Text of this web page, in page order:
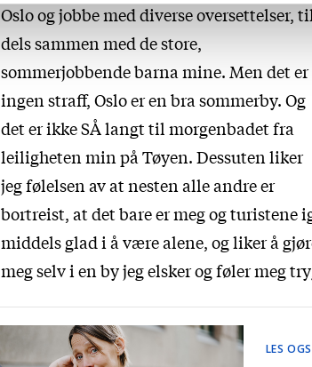
Oslo og jobbe med diverse oversettelser, til
dels sammen med de store,
sommerjobbende barna mine. Men det er
ingen straff, Oslo er en bra sommerby. Og
det er ikke SÅ langt til morgenbadet fra
leiligheten min på Tøyen. Dessuten liker
jeg følelsen av at nesten alle andre er
bortreist, at det bare er meg og turistene
middels glad i å være alene, og liker å
meg selv i en by jeg elsker og føler meg
LES